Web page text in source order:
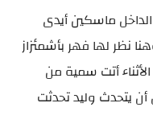
ماسكين أيدى
نظر لها فهر بأشمئزاز
أتت سمية من
يتحدث وليد تحدثت